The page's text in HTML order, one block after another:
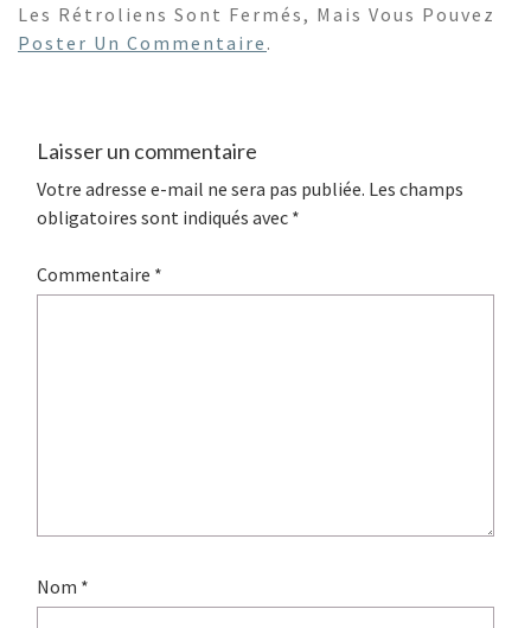
Les Rétroliens Sont Fermés, Mais Vous Pouvez
Poster Un Commentaire .
Laisser un commentaire
Votre adresse e-mail ne sera pas publiée. Les champs
obligatoires sont indiqués avec *
Commentaire *
Nom *